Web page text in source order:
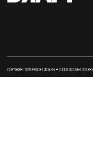
COPYRIGHT 2026 PROJETO DRAFT – TODOS OS DIREITOS